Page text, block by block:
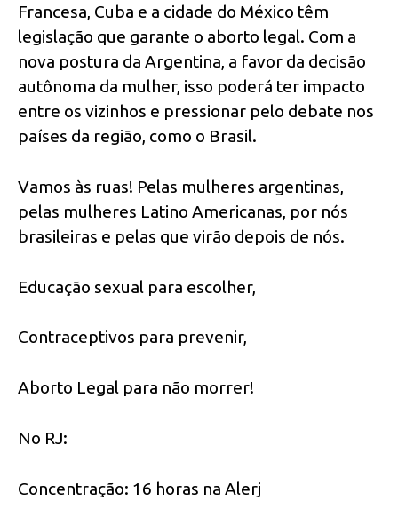
Francesa, Cuba e a cidade do México têm
legislação que garante o aborto legal. Com a
nova postura da Argentina, a favor da decisão
autônoma da mulher, isso poderá ter impacto
entre os vizinhos e pressionar pelo debate nos
países da região, como o Brasil.
Vamos às ruas! Pelas mulheres argentinas,
pelas mulheres Latino Americanas, por nós
brasileiras e pelas que virão depois de nós.
Educação sexual para escolher,
Contraceptivos para prevenir,
Aborto Legal para não morrer!
No RJ:
Concentração: 16 horas na Alerj